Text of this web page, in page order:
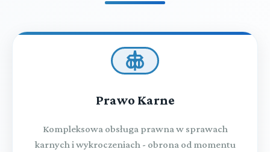
Prawo Karne
Kompleksowa obsługa prawna w sprawach
karnych i wykroczeniach - obrona od momentu